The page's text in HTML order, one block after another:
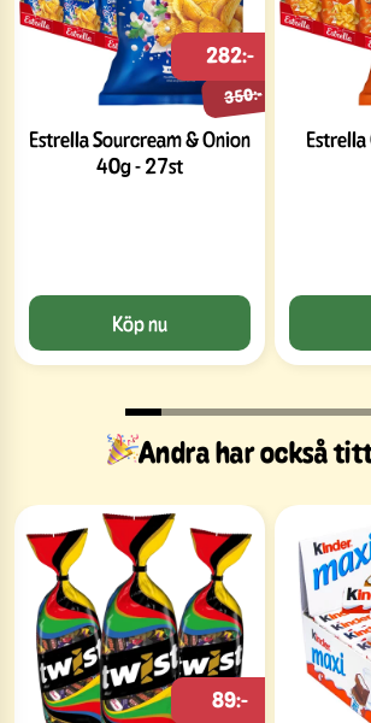
Estrella Sourcream & Onion
40g - 27st
350:-
282:-
Köp nu
Andra har också
89:-